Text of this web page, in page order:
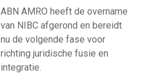
ABN AMRO heeft de overname
van NIBC afgerond en bereidt
nu de volgende fase voor
richting juridische fusie en
integratie.